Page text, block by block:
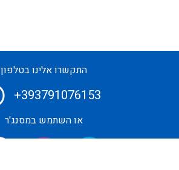
התקשרו אלינו בטלפון
+393791076153
או השתמש במסנג'ר